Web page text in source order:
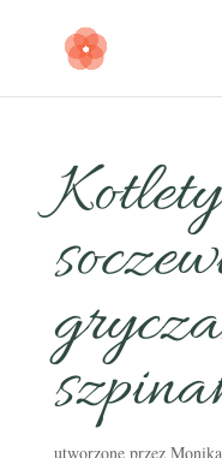
Kotlety
utworzone przez